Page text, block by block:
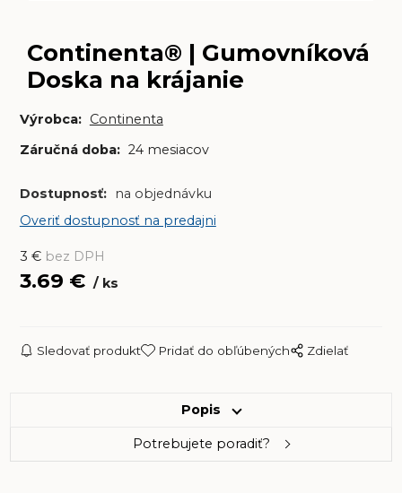
Continenta® | Gumovníková
Doska na krájanie
Výrobca: Continenta
Záručná doba: 24 mesiacov
Dostupnosť:
na objednávku
Overiť dostupnosť na predajni
3 € bez DPH
3.69 € ks
Sledovať produkt Pridať do obľúbených Zdielať
Popis
Potrebujete poradiť?